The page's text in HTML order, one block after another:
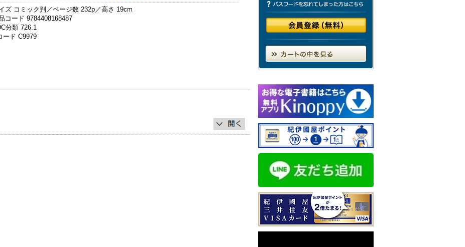
ズ コミック判／ページ数 232p／高さ 19cm
コード 9784408168487
分類 726.1
ード C9979